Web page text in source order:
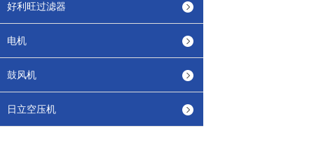
好利旺过滤器
电机
鼓风机
日立空压机